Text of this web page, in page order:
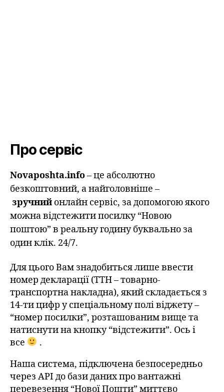
Про сервіс
Novaposhta.info– це абсолютно
безкоштовний, а найголовніше –
зручнийонлайн сервіс, за допомогою якого
можна відстежити посилку “Новою
поштою” в реальну годину буквально за
один клік. 24/7.
Для цього Вам знадобиться лише ввести
номер декларації (ТТН – товарно-
транспортна накладна), який складається з
14-ти цифр у спеціальному полі віджету –
“номер посилки”, розташованим вище та
натиснути на кнопку “відстежити”. Ось і
все
.
Наша система, підключена безпосередньо
через API до бази даних про вантажні
перевезення “Нової Пошти” миттєво